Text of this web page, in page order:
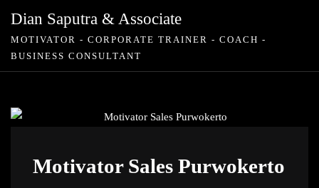
Dian Saputra & Associate
MOTIVATOR - CORPORATE TRAINER - COACH -
BUSINESS CONSULTANT
Motivator Sales Purwokerto